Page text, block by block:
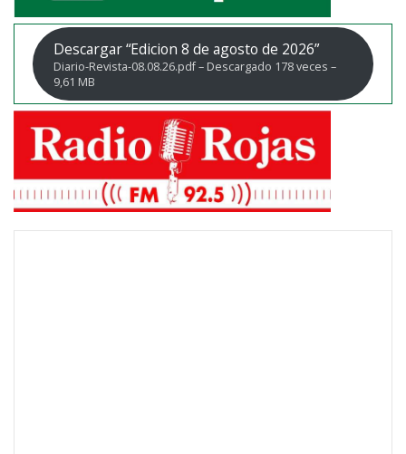
Descargar “Edicion 8 de agosto de 2026”
Diario-Revista-08.08.26.pdf – Descargado 178 veces –
9,61 MB